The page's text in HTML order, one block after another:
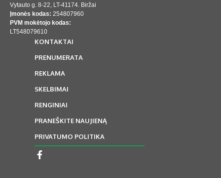
Vytauto g. 8-22, LT-41174. Biržai
Įmonės kodas: 254807960
PVM mokėtojo kodas:
LT548079610
KONTAKTAI
PRENUMERATA
REKLAMA
SKELBIMAI
RENGINIAI
PRANEŠKITE NAUJIENĄ
PRIVATUMO POLITIKA